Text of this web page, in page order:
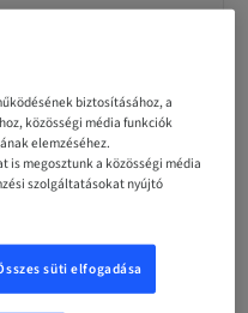
érvényben)
biztosításához, a
közösségi média funkciók
elemzéséhez.
megosztunk a közösségi média
szolgáltatásokat nyújtó
süti elfogadása